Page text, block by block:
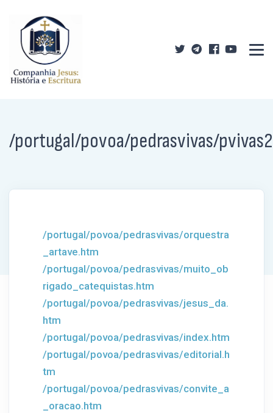
/portugal/povoa/pedrasvivas/
/portugal/povoa/pedrasvivas/orquestra
_artave.htm
/portugal/povoa/pedrasvivas/muito_ob
rigado_catequistas.htm
/portugal/povoa/pedrasvivas/jesus_da.
htm
/portugal/povoa/pedrasvivas/index.htm
/portugal/povoa/pedrasvivas/editorial.h
tm
/portugal/povoa/pedrasvivas/convite_a
_oracao.htm